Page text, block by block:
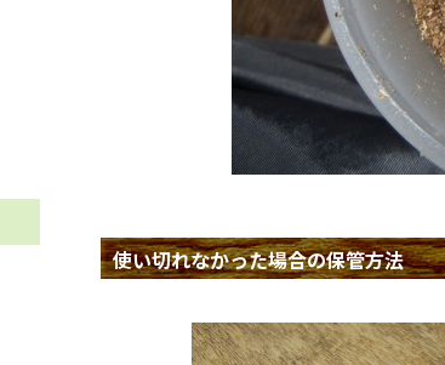
使い切れなかった場合の保管方法